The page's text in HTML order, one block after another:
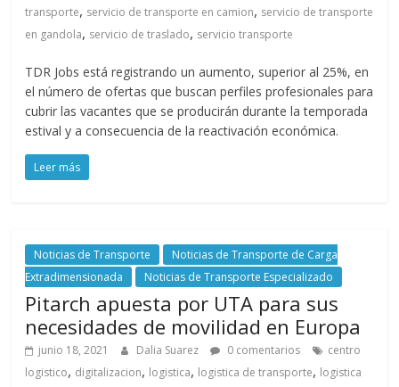
transporte, servicio de transporte en camion, servicio de transporte
en gandola, servicio de traslado, servicio transporte
TDR Jobs está registrando un aumento, superior al 25%, en
el número de ofertas que buscan perfiles profesionales para
cubrir las vacantes que se producirán durante la temporada
estival y a consecuencia de la reactivación económica.
Leer más
Noticias de Transporte
Noticias de Transporte de Carga
Extradimensionada
Noticias de Transporte Especializado
Pitarch apuesta por UTA para sus
necesidades de movilidad en Europa
junio 18, 2021 Dalia Suarez 0 comentarios
centro
logistico, digitalizacion, logistica, logistica de transporte, logistica